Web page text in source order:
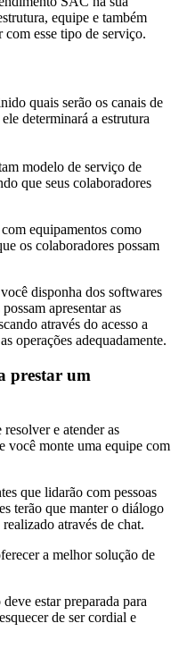
equipe e também
com esse tipo de serviço.
quais serão os canais de
determinará a estrutura
modelo de serviço de
que seus colaboradores
equipamentos como
os colaboradores possam
disponha dos softwares
apresentar as
através do acesso a
operações adequadamente.
prestar um
resolver e atender as
você monte uma equipe com
que lidarão com pessoas
terão que manter o diálogo
através de chat.
a melhor solução de
estar preparada para
de ser cordial e